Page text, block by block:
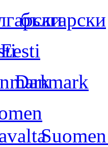
български
Eesti
Danmark